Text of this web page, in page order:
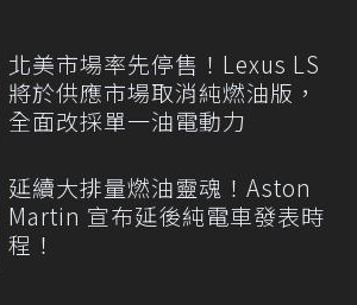
北美市場率先停售！Lexus LS
將於供應市場取消純燃油版，
全面改採單一油電動力
延續大排量燃油靈魂！Aston
Martin 宣布延後純電車發表時
程！